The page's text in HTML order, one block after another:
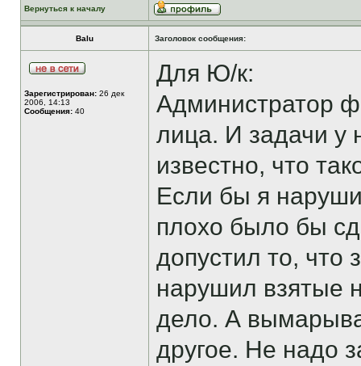
Вернуться к началу
Balu Заголовок сообщения:
Зарегистрирован: 26 дек
2006, 14:13
Сообщения: 40
Для Ю/к:
Администратор
лица. И задачи у
известно, что
Если бы я
плохо было бы
допустил то,
нарушил взятые
дело. А
другое. Не надо